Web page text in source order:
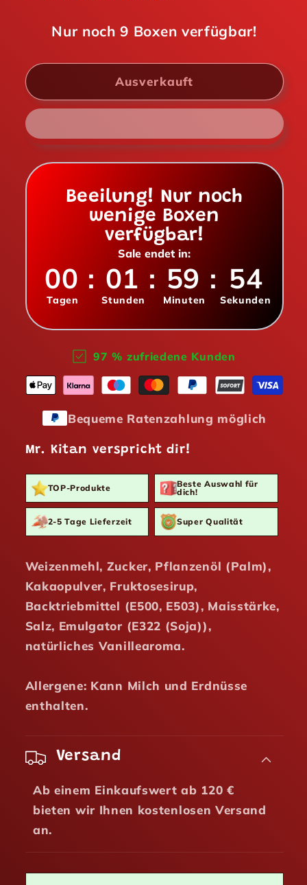
Mini
Oreo
Mini
Nur noch9 Boxen verfügbar!
Ausverkauft
Beeilung! Nur noch
wenige Boxen
verfügbar!
Sale endet in:
00 : 01 : 59 : 53
Tagen Stunden Minuten Sekunden
97 % zufriedene Kunden
Bequeme Ratenzahlung möglich
Mr. Kitan verspricht dir!
TOP-Produkte
Beste Auswahl für
dich!
2-5 Tage Lieferzeit Super Qualität
Weizenmehl, Zucker, Pflanzenöl (Palm),
Kakaopulver, Fruktosesirup,
Backtriebmittel (E500, E503), Maisstärke,
Salz, Emulgator (E322 (Soja)),
natürliches Vanillearoma.
Allergene: Kann Milch und Erdnüsse
enthalten.
Versand
Ab einem Einkaufswert ab 120 €
bieten wir Ihnen kostenlosen Versand
an.